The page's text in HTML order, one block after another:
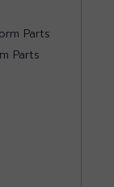
Parts
Parts